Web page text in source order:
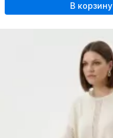
В корзину